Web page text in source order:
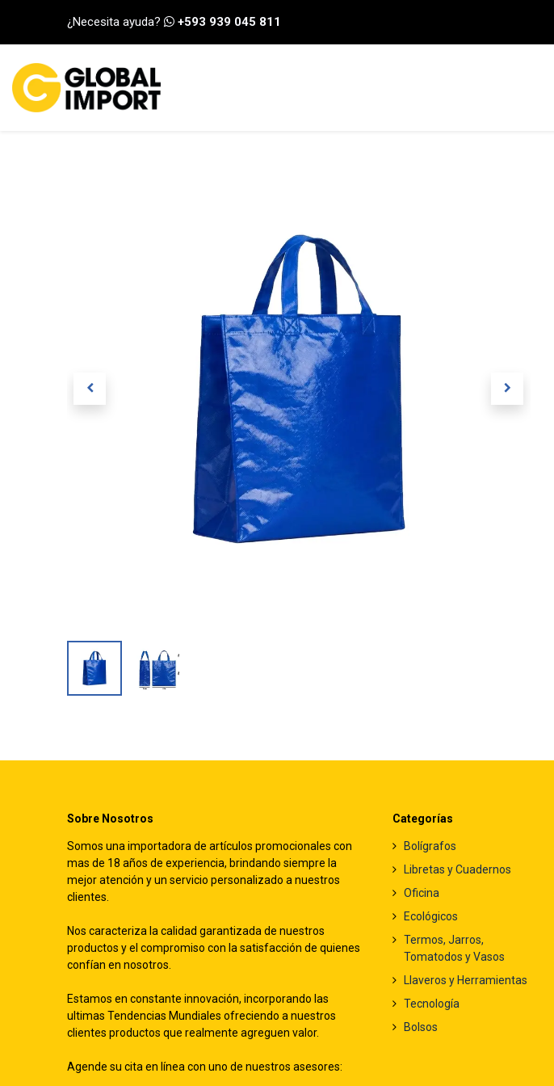
¿Necesita ayuda? +593 939 045 811
Sobre Nosotros
Somos una importadora de artículos promocionales con
mas de 18 años de experiencia, brindando siempre la
mejor atención y un servicio personalizado a nuestros
clientes.
Nos caracteriza la calidad garantizada de nuestros
productos y el compromiso con la satisfacción de quienes
confían en nosotros.
Estamos en constante innovación, incorporando las
ultimas Tendencias Mundiales ofreciendo a nuestros
clientes productos que realmente agreguen valor.
Agende su cita en línea con uno de nuestros asesores:
Categorías
Bolígrafos
Libretas y Cuadernos
Oficina
Ecológicos
Termos, Jarros,
Tomatodos y Vasos
Llaveros y Herramientas
Tecnología
Bolsos